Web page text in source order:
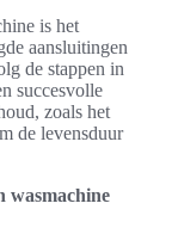
is het
aansluitingen
de stappen in
succesvolle
zoals het
de levensduur
wasmachine